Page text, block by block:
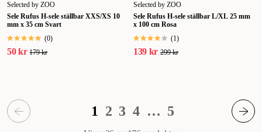
Selected by ZOO
Sele Rufus H-sele ställbar XXS/XS 10
mm x 35 cm Svart
(0)
50 kr 179 kr
Selected by ZOO
Sele Rufus H-sele ställbar L/XL 25 mm
x 100 cm Rosa
(1)
139 kr 299 kr
1 2 3 4 … 5